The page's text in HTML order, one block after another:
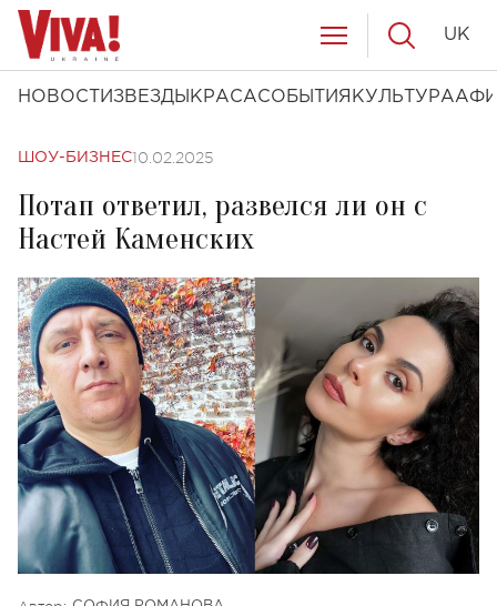
НОВОСТИ ЗВЕЗДЫ КРАСАСОБЫТИЯ КУЛЬТУРА
UK
ШОУ-БИЗНЕС10.02.2025
Потап ответил, развелся ли он с
Настей Каменских